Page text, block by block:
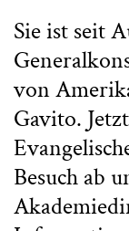
Sie ist seit
von
Gavito.
Besuch ab